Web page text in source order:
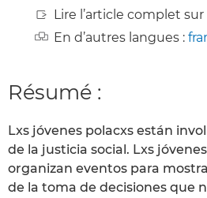
Lire l’article complet sur
En d’autres langues :
Résumé :
Lxs jóvenes polacxs están
de la justicia social. Lxs
organizan eventos para
de la toma de decisiones que